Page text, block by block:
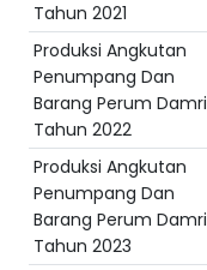
Tahun 2021
Produksi Angkutan
Penumpang Dan
Barang Perum Damri
Tahun 2022
Produksi Angkutan
Penumpang Dan
Barang Perum Damri
Tahun 2023